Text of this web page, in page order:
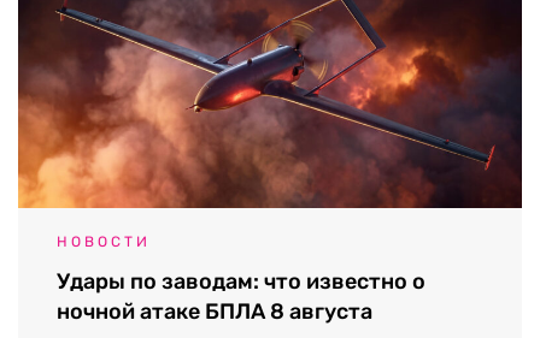
НОВОСТИ
Удары по заводам: что известно о
ночной атаке БПЛА 8 августа